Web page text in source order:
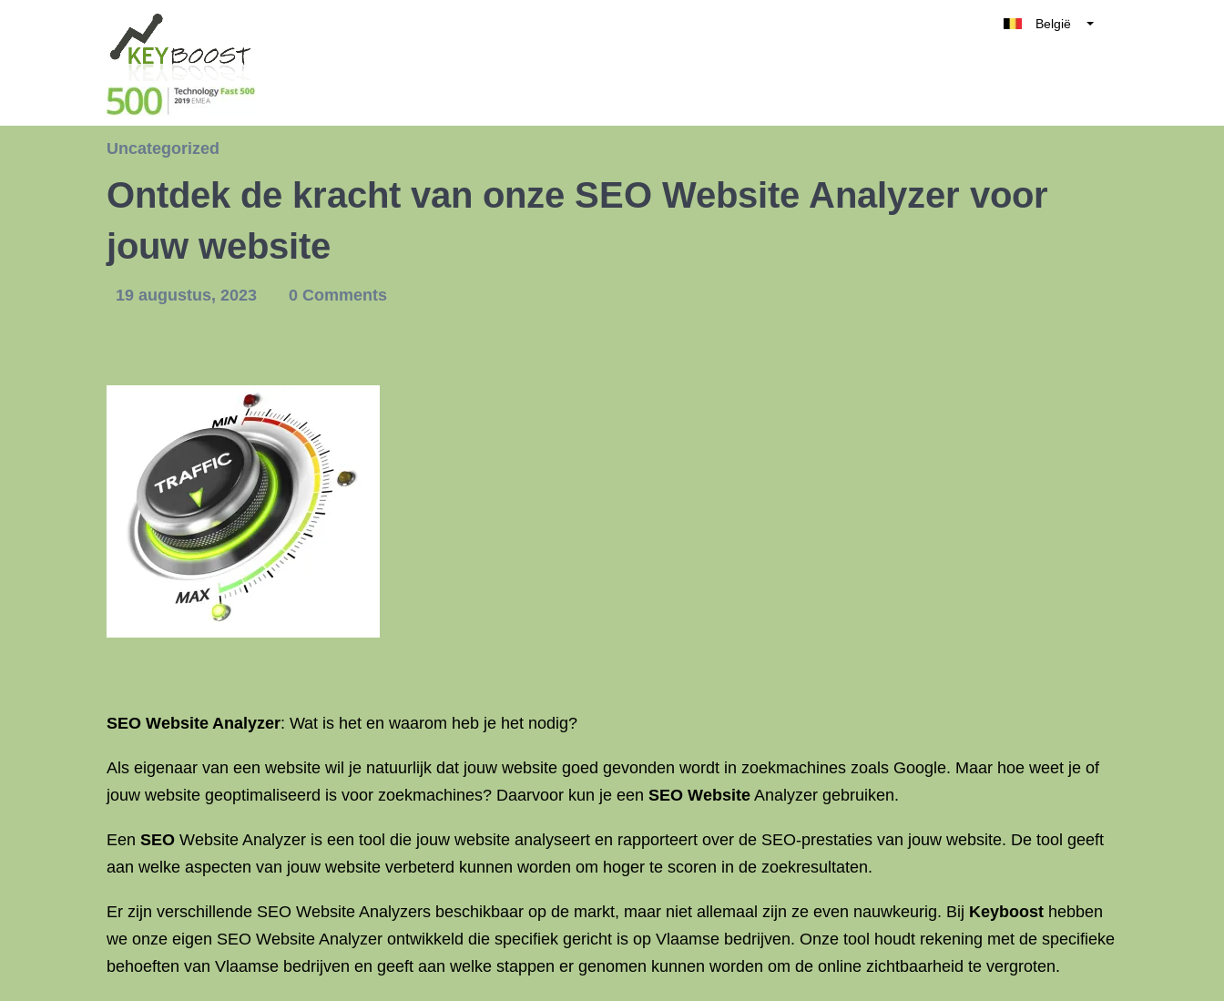
België
España
Uncategorized
Ontdek de kracht van onze SEO Website Analyzer voor
jouw website
19 augustus, 2023 0 Comments
SEO Website Analyzer: Wat is het en waarom heb je het nodig?
Als eigenaar van een website wil je natuurlijk dat jouw website goed gevonden wordt in zoekmachines zoals Google. Maar hoe weet je of
jouw website geoptimaliseerd is voor zoekmachines? Daarvoor kun je een SEO Website Analyzer gebruiken.
Een SEO Website Analyzer is een tool die jouw website analyseert en rapporteert over de SEO-prestaties van jouw website. De tool geeft
aan welke aspecten van jouw website verbeterd kunnen worden om hoger te scoren in de zoekresultaten.
Er zijn verschillende SEO Website Analyzers beschikbaar op de markt, maar niet allemaal zijn ze even nauwkeurig. Bij Keyboost hebben
we onze eigen SEO Website Analyzer ontwikkeld die specifiek gericht is op Vlaamse bedrijven. Onze tool houdt rekening met de specifieke
behoeften van Vlaamse bedrijven en geeft aan welke stappen er genomen kunnen worden om de online zichtbaarheid te vergroten.